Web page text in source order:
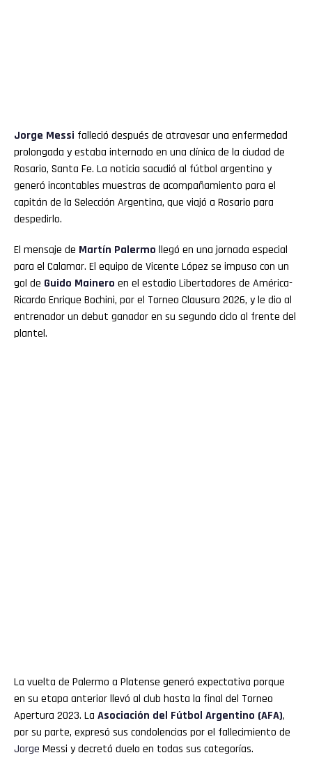
Jorge Messi falleció después de atravesar una enfermedad
prolongada y estaba internado en una clínica de la ciudad de
Rosario, Santa Fe. La noticia sacudió al fútbol argentino y
generó incontables muestras de acompañamiento para el
capitán de la Selección Argentina, que viajó a Rosario para
despedirlo.
El mensaje de Martín Palermo llegó en una jornada especial
para el Calamar. El equipo de Vicente López se impuso con un
gol de Guido Mainero en el estadio Libertadores de América-
Ricardo Enrique Bochini, por el Torneo Clausura 2026, y le dio al
entrenador un debut ganador en su segundo ciclo al frente del
plantel.
La vuelta de Palermo a Platense generó expectativa porque
en su etapa anterior llevó al club hasta la final del Torneo
Apertura 2023. La Asociación del Fútbol Argentino (AFA),
por su parte, expresó sus condolencias por el fallecimiento de
Jorge Messi y decretó duelo en todas sus categorías.